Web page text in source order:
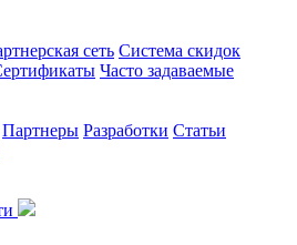
сеть Система скидок
Часто задаваемые
Партнеры Разработки Статьи